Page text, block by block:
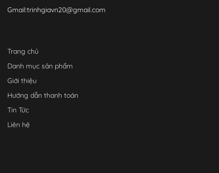
Gmail:trinhgiavn20@gmail.com
Trang chủ
Danh mục sản phẩm
Giới thiệu
Hướng dẫn thanh toán
Tin Tức
Liên hệ